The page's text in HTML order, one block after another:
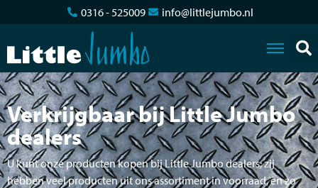
0316 - 525009 info@littlejumbo.nl
Verkrijgbaar bij Little Jumbo
dealers
U kunt onze producten kopen bij Little Jumbo dealers; zij
hebben veel producten uit ons assortiment in voorraad, en zo